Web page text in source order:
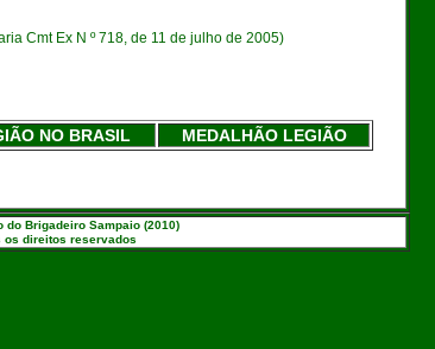
Cmt Ex N º 718, de 11 de julho de 2005)
NO BRASIL MEDALHÃO LEGIÃO
do Brigadeiro Sampaio (2010)
os direitos reservados